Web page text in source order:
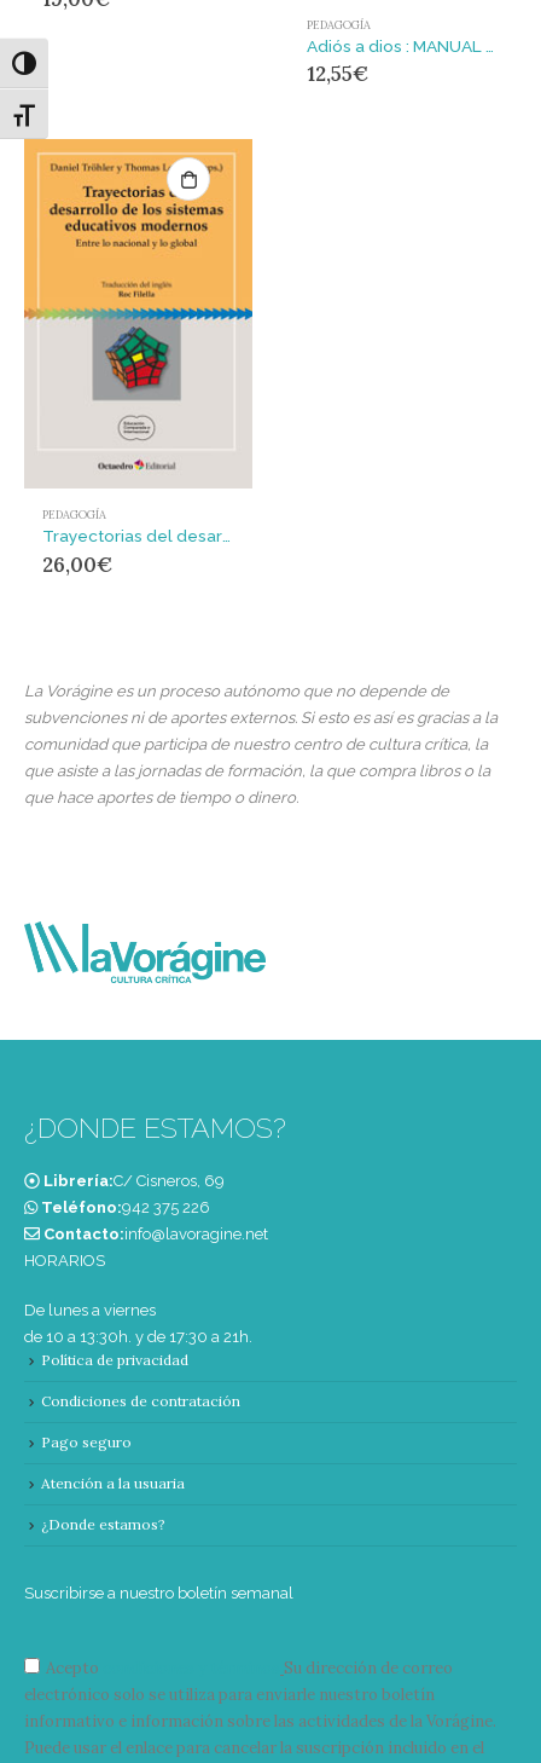
Alternar alto contraste
Alternar tamaño de letra
PEDAGOGÍA
12,55€
PEDAGOGÍA
Trayectorias del desarrollo de los sistemas educativos modernos : Entre lo nacional y lo global
26,00€
La Vorágine es un proceso autónomo que no depende de
subvenciones ni de aportes externos. Si esto es así es gracias a la
comunidad que participa de nuestro centro de cultura crítica, la
que asiste a las jornadas de formación, la que compra libros o la
que hace aportes de tiempo o dinero.
¿DONDE ESTAMOS?
Librería:C/ Cisneros, 69
Teléfono:‭942 375 226‬
Contacto:info@lavoragine.net
HORARIOS
De lunes a viernes
de 10 a 13:30h. y de 17:30 a 21h.
Política de privacidad
Condiciones de contratación
Pago seguro
Atención a la usuaria
¿Donde estamos?
Suscribirse a nuestro boletín semanal
Acepto
Su dirección de correo
electrónico solo se utiliza para enviarle nuestro boletín
informativo e información sobre las actividades de la Vorágine.
Puede usar el enlace para cancelar la suscripción incluido en el